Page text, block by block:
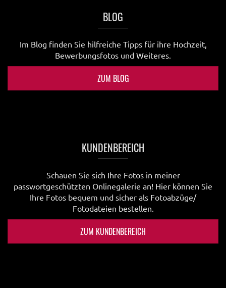
BLOG
Im Blog finden Sie hilfreiche Tipps für ihre Hochzeit,
Bewerbungsfotos und Weiteres.
ZUM BLOG
KUNDENBEREICH
Schauen Sie sich Ihre Fotos in meiner
passwortgeschützten Onlinegalerie an! Hier können Sie
Ihre Fotos bequem und sicher als Fotoabzüge/
Fotodateien bestellen.
ZUM KUNDENBEREICH